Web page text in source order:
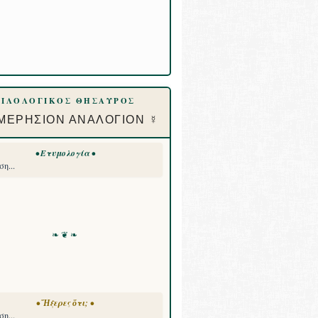
ΘΗΣΑΥΡΟΣ
ΑΝΑΛΟΓΙΟΝ ☿
• Ετυμολογία •
❧ ❦ ❧
• Ἤξερες ὅτι; •